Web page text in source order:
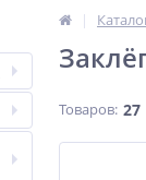
Товаров: 27